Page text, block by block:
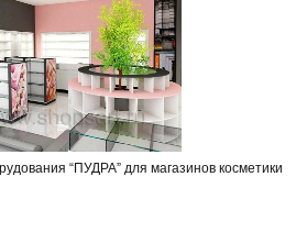
“ПУДРА” для магазинов косметики